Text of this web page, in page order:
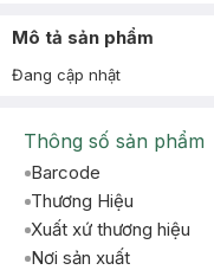
Mô tả sản phẩm
Đang cập nhật
Thông số sản phẩm
Barcode
Thương Hiệu
Xuất xứ thương hiệu
Nơi sản xuất